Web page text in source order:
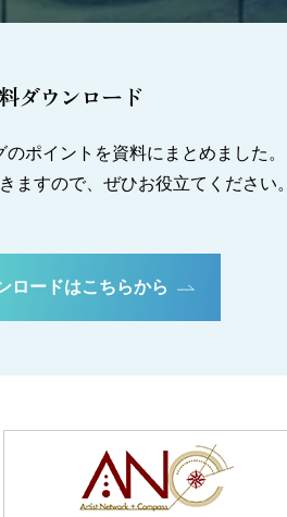
ダウンロード
ポイントを資料にまとめました。
ますので、ぜひお役立てください。
ロードはこちらから